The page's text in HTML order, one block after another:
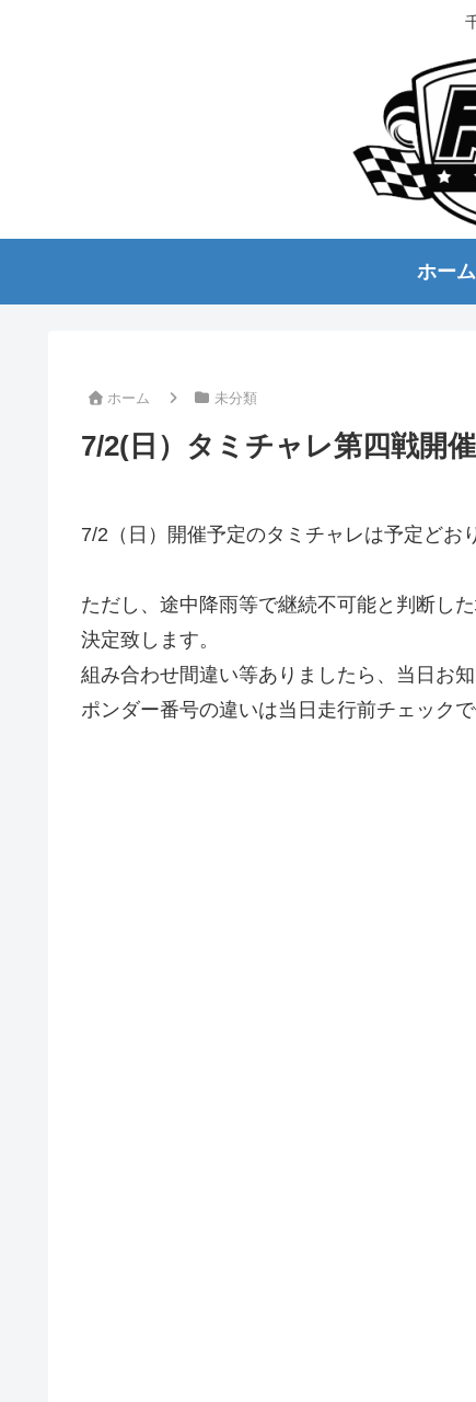
ホーム
ホーム 未分類
7/2(日）タミチャレ第四戦開催
7/2（日）開催予定のタミチャレは予定どお
ただし、途中降雨等で継続不可能と判断し
決定致します。
組み合わせ間違い等ありましたら、当日お
ポンダー番号の違いは当日走行前チェック